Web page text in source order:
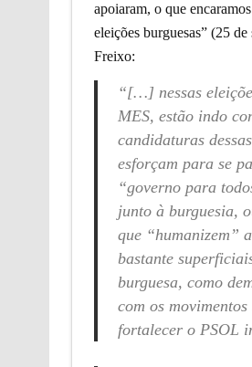
apoiaram, o que
eleições burguesas” (25
Freixo:
“[…] nessas
MES, estão indo
candidaturas
esforçam para se
“governo para
junto à burguesia,
que “humanizem”
bastante
burguesa, como
com os
fortalecer o PSOL